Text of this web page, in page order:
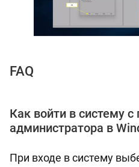
FAQ
Как войти в систему
администратора в
При входе в систему